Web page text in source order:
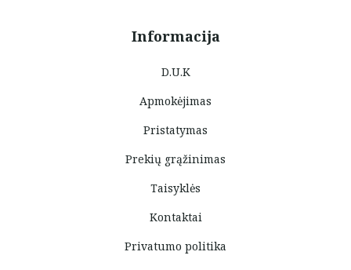
Informacija
D.U.K
Apmokėjimas
Pristatymas
Prekių grąžinimas
Taisyklės
Kontaktai
Privatumo politika